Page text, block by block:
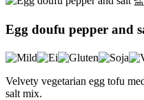
Egg doufu pepper and
Velvety vegetarian egg tofu
salt mix.